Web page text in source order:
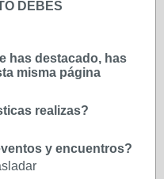
DEBES
has destacado, has
misma página
realizas?
y encuentros?